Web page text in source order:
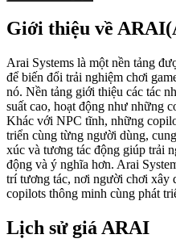
Giới thiệu về
Arai Systems là một nền tảng
để biến đổi trải nghiệm chơi
nó. Nền tảng giới thiệu các tác
suất cao, hoạt động như những
Khác với NPC tĩnh, những
triển cùng từng người dùng,
xúc và tương tác động giúp trải
động và ý nghĩa hơn. Arai
trí tương tác, nơi người chơi xây
copilots thông minh cùng phát
Lịch sử giá ARAI